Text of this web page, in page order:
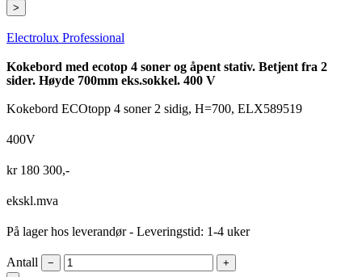
>
Electrolux Professional
Kokebord med ecotop 4 soner og åpent stativ. Betjent fra 2
sider. Høyde 700mm eks.sokkel. 400 V
Kokebord ECOtopp 4 soner 2 sidig, H=700, ELX589519
400V
kr180 300,-
ekskl.mva
På lager hos leverandør- Leveringstid: 1-4 uker
Antall − +